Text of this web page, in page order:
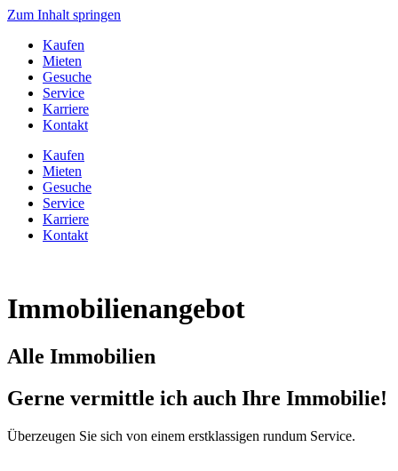
Zum Inhalt springen
Kaufen
Mieten
Gesuche
Service
Karriere
Kontakt
Kaufen
Mieten
Gesuche
Service
Karriere
Kontakt
Immobilien­angebot
Alle Immobilien
Gerne vermittle ich auch Ihre Immobilie!
Überzeugen Sie sich von einem erstklassigen rundum Service.